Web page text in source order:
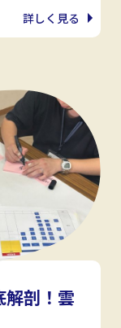
詳しく見る
解剖！雲